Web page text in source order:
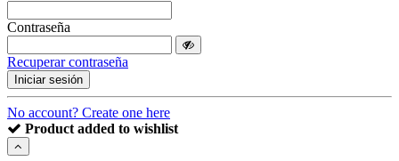
Contraseña
Recuperar contraseña
Iniciar sesión
No account? Create one here
Product added to wishlist